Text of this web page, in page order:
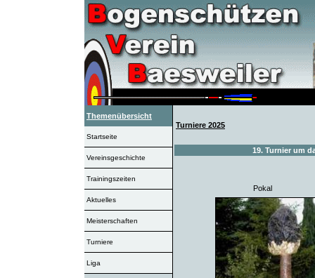
Themenübersicht
Startseite
Vereinsgeschichte
Trainingszeiten
Aktuelles
Meisterschaften
Turniere
Liga
Turniere 2025
19. Turnier um
Pokal